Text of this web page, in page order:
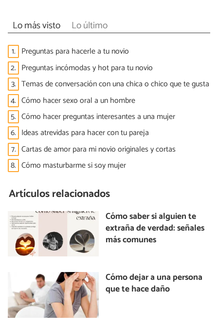
Lo más visto Lo último
1. Preguntas para hacerle a tu novio
2. Preguntas incómodas y hot para tu novio
3. Temas de conversación con una chica o chico que te gusta
4. Cómo hacer sexo oral a un hombre
5. Cómo hacer preguntas interesantes a una mujer
6. Ideas atrevidas para hacer con tu pareja
7. Cartas de amor para mi novio originales y cortas
8. Cómo masturbarme si soy mujer
Artículos relacionados
Cómo saber si alguien te
extraña de verdad: señales
más comunes
Cómo dejar a una persona
que te hace daño